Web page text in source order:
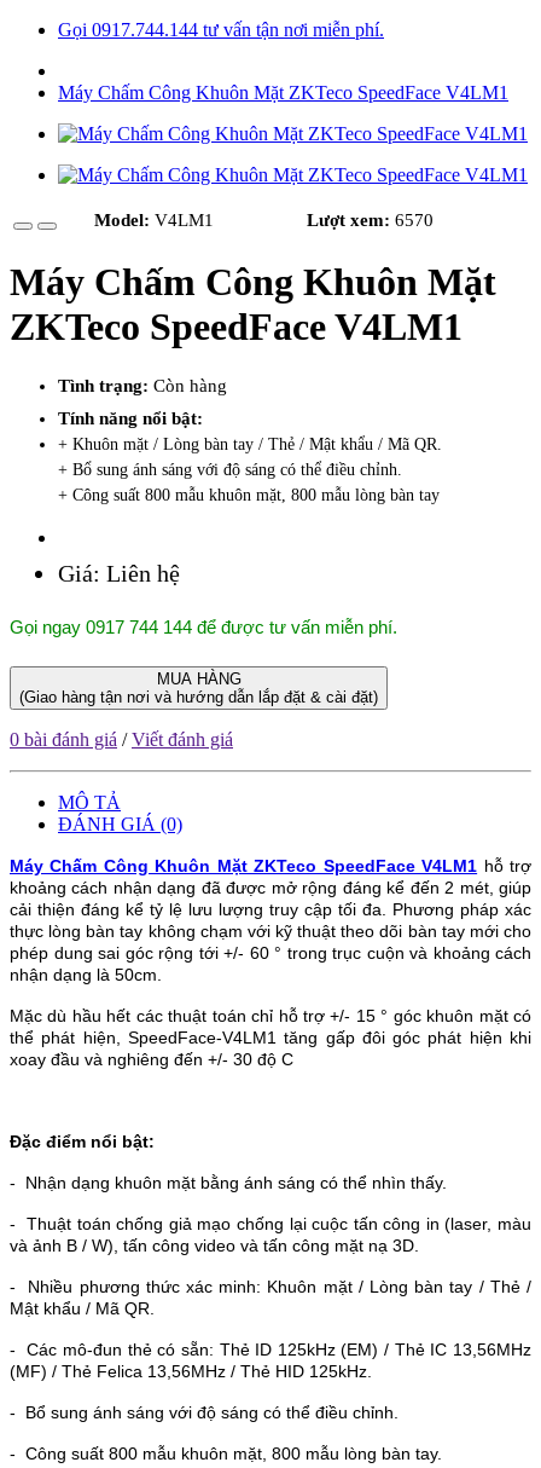
Gọi 0917.744.144 tư vấn tận nơi miễn phí.
Máy Chấm Công Khuôn Mặt ZKTeco SpeedFace V4LM1
Model: V4LM1 Lượt xem: 6570
Máy Chấm Công Khuôn Mặt
ZKTeco SpeedFace V4LM1
Tình trạng: Còn hàng
Tính năng nổi bật:
+ Khuôn mặt / Lòng bàn tay / Thẻ / Mật khẩu / Mã QR.
+ Bổ sung ánh sáng với độ sáng có thể điều chỉnh.
+ Công suất 800 mẫu khuôn mặt, 800 mẫu lòng bàn tay
Giá: Liên hệ
Gọi ngay 0917 744 144 để được tư vấn miễn phí.
MUA HÀNG
(Giao hàng tận nơi và hướng dẫn lắp đặt & cài đặt)
0 bài đánh giá /Viết đánh giá
MÔ TẢ
ĐÁNH GIÁ (0)
Máy Chấm Công Khuôn Mặt ZKTeco SpeedFace V4LM1 hỗ trợ
khoảng cách nhận dạng đã được mở rộng đáng kể đến 2 mét, giúp
cải thiện đáng kể tỷ lệ lưu lượng truy cập tối đa. Phương pháp xác
thực lòng bàn tay không chạm với kỹ thuật theo dõi bàn tay mới cho
phép dung sai góc rộng tới +/- 60 ° trong trục cuộn và khoảng cách
nhận dạng là 50cm.
Mặc dù hầu hết các thuật toán chỉ hỗ trợ +/- 15 ° góc khuôn mặt có
thể phát hiện, SpeedFace-V4LM1 tăng gấp đôi góc phát hiện khi
xoay đầu và nghiêng đến +/- 30 độ C
Đặc điểm nổi bật:
- Nhận dạng khuôn mặt bằng ánh sáng có thể nhìn thấy.
-
Thuật toán chống giả mạo chống lại cuộc tấn công in (laser, màu
và ảnh B / W), tấn công video và tấn công mặt nạ 3D.
-
Nhiều phương thức xác minh: Khuôn mặt / Lòng bàn tay / Thẻ /
Mật khẩu / Mã QR.
-
Các mô-đun thẻ có sẵn: Thẻ ID 125kHz (EM) / Thẻ IC 13,56MHz
(MF) / Thẻ Felica 13,56MHz / Thẻ HID 125kHz.
- Bổ sung ánh sáng với độ sáng có thể điều chỉnh.
- Công suất 800 mẫu khuôn mặt, 800 mẫu lòng bàn tay.